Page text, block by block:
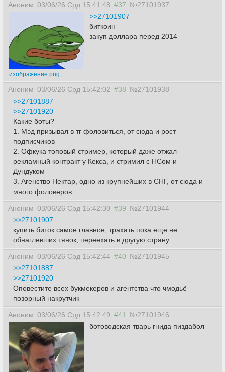
Аноним 03/06/26 Срд 15:41:48 #37 №27101937
изображение.png
>>27101907
биткоин
закуп доллара перед 2014
Аноним 03/06/26 Срд 15:42:02 #38 №27101938
>>27101887
>>27101920
Какие боты?
1. Мэд призывал в тг фоловиться, от сюда и рост
подписчиков
2. Офкука топовый стример, который даже отжал
рекламный контракт у Кекса, и стримил с НСом и
Дундуком
3. Агенство Нектар, одно из крупнейших в СНГ, от сюда и
много фоловеров
Аноним 03/06/26 Срд 15:42:30 #39 №27101944
>>27101907
купить биток самое главное, трахать пока еще не
обнаглевших тянок, переехать в другую страну
Аноним 03/06/26 Срд 15:42:44 #40 №27101945
>>27101887
>>27101920
Оповестите всех букмекеров и агентства что чмодьё
позорный накрутчик
Аноним 03/06/26 Срд 15:42:49 #41
№27101946
ботоводская тварь гнида пиздабол